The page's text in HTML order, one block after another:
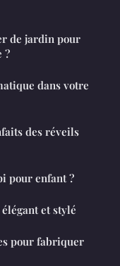
de jardin pour
?
dans votre
des réveils
pour enfant ?
et stylé
pour fabriquer